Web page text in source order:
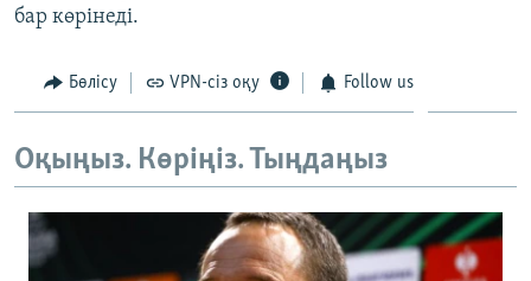
бар көрінеді.
Бөлісу VPN-сіз оқу Follow us
Оқыңыз. Көріңіз. Тыңдаңыз